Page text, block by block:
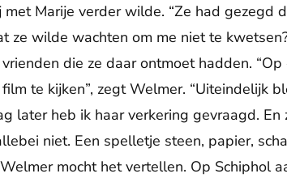
Marije verder wilde. “Ze had gezegd
ze wilde wachten om me niet te
die ze daar ontmoet hadden.
te kijken”, zegt Welmer. “Uiteindelijk
later heb ik haar verkering gevraagd. En
niet. Een spelletje steen, papier,
mocht het vertellen. Op Schiphol